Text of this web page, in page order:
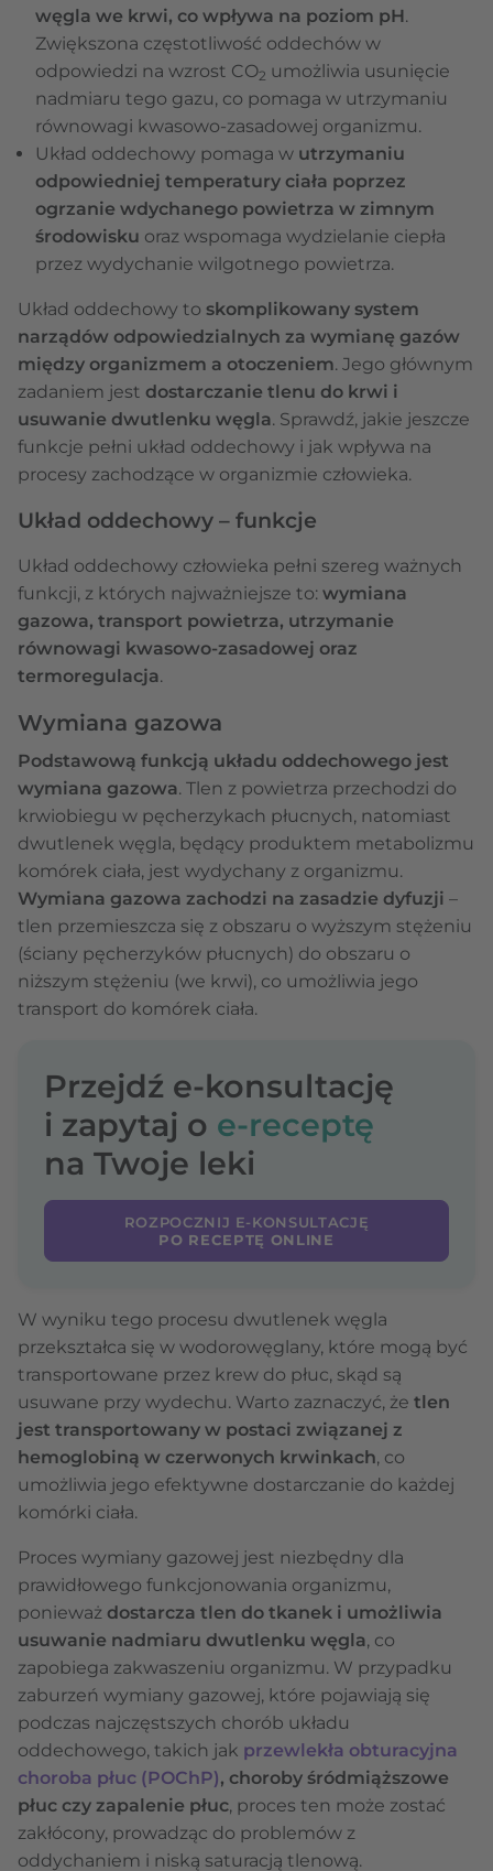
węgla we krwi, co wpływa na poziom pH.
Zwiększona częstotliwość oddechów w
odpowiedzi na wzrost CO2 umożliwia usunięcie
nadmiaru tego gazu, co pomaga w utrzymaniu
równowagi kwasowo-zasadowej organizmu.
Układ oddechowy pomaga w utrzymaniu
odpowiedniej temperatury ciała poprzez
ogrzanie wdychanego powietrza w zimnym
środowisku oraz wspomaga wydzielanie ciepła
przez wydychanie wilgotnego powietrza.
Układ oddechowy to skomplikowany system
narządów odpowiedzialnych za wymianę gazów
między organizmem a otoczeniem. Jego głównym
zadaniem jest dostarczanie tlenu do krwi i
usuwanie dwutlenku węgla. Sprawdź, jakie jeszcze
funkcje pełni układ oddechowy i jak wpływa na
procesy zachodzące w organizmie człowieka.
Układ oddechowy – funkcje
Układ oddechowy człowieka pełni szereg ważnych
funkcji, z których najważniejsze to: wymiana
gazowa, transport powietrza, utrzymanie
równowagi kwasowo-zasadowej oraz
termoregulacja.
Wymiana gazowa
Podstawową funkcją układu oddechowego jest
wymiana gazowa. Tlen z powietrza przechodzi do
krwiobiegu w pęcherzykach płucnych, natomiast
dwutlenek węgla, będący produktem metabolizmu
komórek ciała, jest wydychany z organizmu.
Wymiana gazowa zachodzi na zasadzie dyfuzji –
tlen przemieszcza się z obszaru o wyższym stężeniu
(ściany pęcherzyków płucnych) do obszaru o
niższym stężeniu (we krwi), co umożliwia jego
transport do komórek ciała.
Przejdź e-konsultację
i zapytaj o e-receptę
na Twoje leki
ROZPOCZNIJ E-KONSULTACJĘ
PO RECEPTĘ ONLINE
W wyniku tego procesu dwutlenek węgla
przekształca się w wodorowęglany, które mogą być
transportowane przez krew do płuc, skąd są
usuwane przy wydechu. Warto zaznaczyć, że tlen
jest transportowany w postaci związanej z
hemoglobiną w czerwonych krwinkach, co
umożliwia jego efektywne dostarczanie do każdej
komórki ciała.
Proces wymiany gazowej jest niezbędny dla
prawidłowego funkcjonowania organizmu,
ponieważ dostarcza tlen do tkanek i umożliwia
usuwanie nadmiaru dwutlenku węgla, co
zapobiega zakwaszeniu organizmu. W przypadku
zaburzeń wymiany gazowej, które pojawiają się
podczas najczęstszych chorób układu
oddechowego, takich jak przewlekła obturacyjna
choroba płuc (POChP), choroby śródmiąższowe
płuc czy zapalenie płuc, proces ten może zostać
zakłócony, prowadząc do problemów z
oddychaniem i niską saturacją tlenową.